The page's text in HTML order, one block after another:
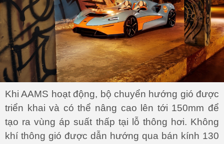
Khi AAMS hoạt động, bộ chuyển hướng gió được
triển khai và có thể nâng cao lên tới 150mm để
tạo ra vùng áp suất thấp tại lỗ thông hơi. Không
khí thông gió được dẫn hướng qua bán kính 130